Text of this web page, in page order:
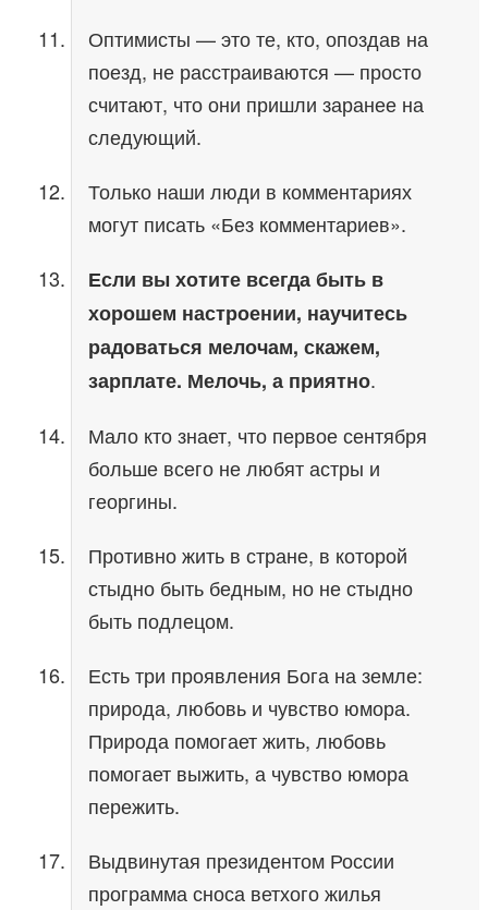
Оптимисты — это те, кто, опоздав на
поезд, не расстраиваются — просто
считают, что они пришли заранее на
следующий.
Только наши люди в комментариях
могут писать «Без комментариев».
Если вы хотите всегда быть в
хорошем настроении, научитесь
радоваться мелочам, скажем,
зарплате. Мелочь, а приятно.
Мало кто знает, что первое сентября
больше всего не любят астры и
георгины.
Противно жить в стране, в которой
стыдно быть бедным, но не стыдно
быть подлецом.
Есть три проявления Бога на земле:
природа, любовь и чувство юмора.
Природа помогает жить, любовь
помогает выжить, а чувство юмора
пережить.
Выдвинутая президентом России
программа сноса ветхого жилья